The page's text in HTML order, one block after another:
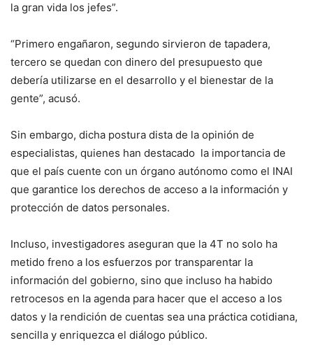
la gran vida los jefes”.
“Primero engañaron, segundo sirvieron de tapadera,
tercero se quedan con dinero del presupuesto que
debería utilizarse en el desarrollo y el bienestar de la
gente”, acusó.
Sin embargo, dicha postura dista de la opinión de
especialistas, quienes han destacado la importancia de
que el país cuente con un órgano autónomo como el INAI
que garantice los derechos de acceso a la información y
protección de datos personales.
Incluso, investigadores aseguran que la 4T no solo ha
metido freno a los esfuerzos por transparentar la
información del gobierno, sino que incluso ha habido
retrocesos en la agenda para hacer que el acceso a los
datos y la rendición de cuentas sea una práctica cotidiana,
sencilla y enriquezca el diálogo público.